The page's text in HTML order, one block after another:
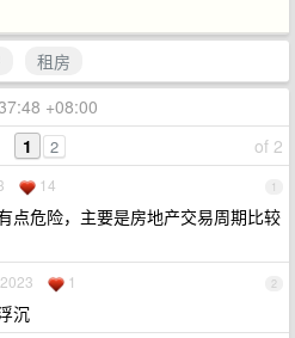
租房
+08:00
of 2
1 2
1
14
点危险，主要是房地产交易周期比较
2
1
沉